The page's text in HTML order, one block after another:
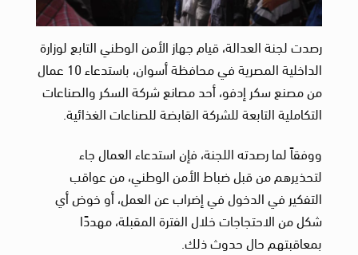
رصدت لجنة العدالة، قيام جهاز الأمن الوطني التابع لوزارة
الداخلية المصرية في محافظة أسوان، باستدعاء 10 عمال
من مصنع سكر إدفو، أحد مصانع شركة السكر والصناعات
التكاملية التابعة للشركة القابضة للصناعات الغذائية.
ووفقاً لما رصدته اللجنة، فإن استدعاء العمال جاء
لتحذيرهم من قبل ضباط الأمن الوطني، من عواقب
التفكير في الدخول في إضراب عن العمل، أو خوض أي
شكل من الاحتجاجات خلال الفترة المقبلة، مهددًا
بمعاقبتهم حال حدوث ذلك.